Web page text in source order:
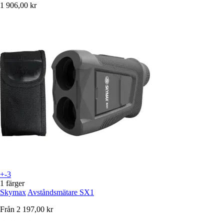
1 906,00 kr
+-3
1 färger
Skymax Avståndsmätare SX1
Från 2 197,00 kr